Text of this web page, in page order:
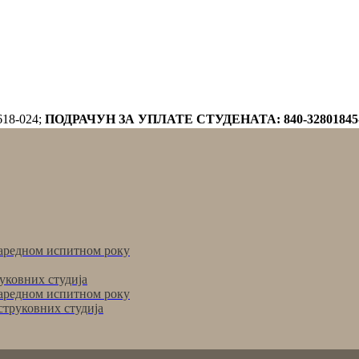
024; ПОДРАЧУН ЗА УПЛАТЕ СТУДЕНАТА: 840-
испитном року
студија
студија
испитном року